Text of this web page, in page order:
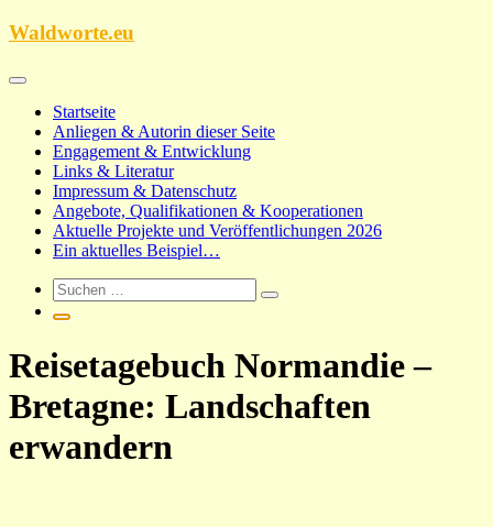
Zum
Waldworte.eu
Startseite
Anliegen & Autorin dieser Seite
Engagement & Entwicklung
Links & Literatur
Impressum & Datenschutz
Angebote, Qualifikationen & Kooperationen
Aktuelle Projekte und Veröffentlichungen 2026
Ein aktuelles Beispiel…
Reisetagebuch Normandie –
Bretagne: Landschaften
erwandern